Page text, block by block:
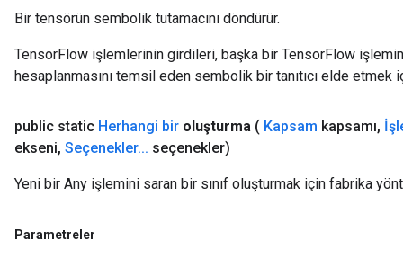
Bir tensörün sembolik tutamacını döndürür.
TensorFlow işlemlerinin girdileri, başka bir TensorFlow
hesaplanmasını temsil eden sembolik bir tanıtıcı elde etmek
public static Herhangi bir oluşturma ( Kapsam kapsamı,
ekseni, Seçenekler... seçenekler)
Yeni bir Any işlemini saran bir sınıf oluşturmak için fabrika
Parametreler